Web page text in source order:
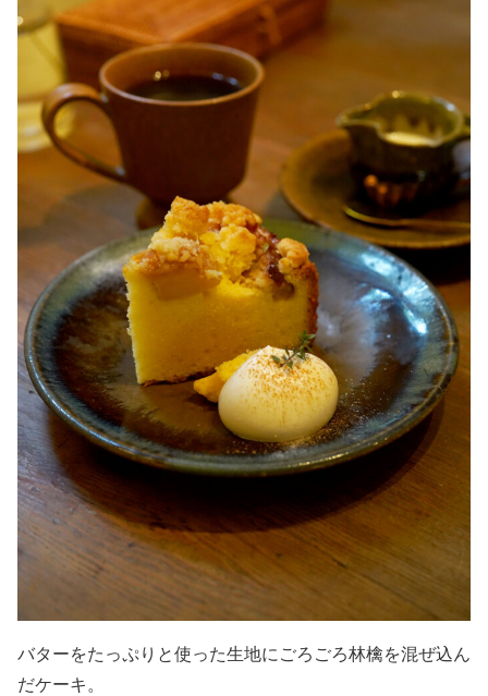
バターをたっぷりと使った生地にごろごろ林檎を混ぜ込ん
だケーキ。